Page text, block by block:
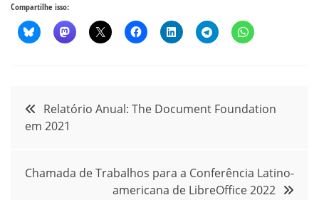
Compartilhe isso:
Navegação
de
Post
Relatório Anual: The Document Foundation
em 2021
Chamada de Trabalhos para a Conferência Latino-
americana de LibreOffice 2022